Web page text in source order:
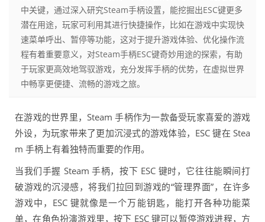
中关键，通过深入研究Steam手柄设置，能挖掘出ESC键更多
潜在用途，玩家可利用其进行快捷操作，比如在游戏中实现快
速菜单呼出、暂停等功能，这对于提升游戏体验、优化操作流
程有着重要意义，对Steam手柄ESC键奇妙用途的探索，有助
于玩家更高效地驾驭游戏，充分发挥手柄的优势，在虚拟世界
中畅享更便捷、流畅的游戏之旅。
在游戏的世界里，Steam 手柄作为一款备受玩家喜爱的游戏
外设，为玩家带来了更加沉浸式的游戏体验，ESC 键在 Stea
m 手柄上有着独特而重要的作用。
当我们手握 Steam 手柄，按下 ESC 键时，它往往能瞬间打
破游戏的沉浸感，将我们拉回到游戏的“管理界面”，在许多
游戏中，ESC 键就像是一个万能钥匙，能打开各种功能菜
单，在角色扮演游戏里，按下 ESC 键可以暂停游戏进程，方